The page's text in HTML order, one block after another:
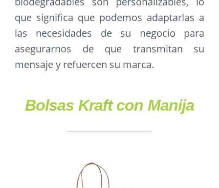
que significa que podemos adaptarlas a
las necesidades de su negocio para
asegurarnos de que transmitan su
mensaje y refuercen su marca.
Bolsas Kraft con Manija